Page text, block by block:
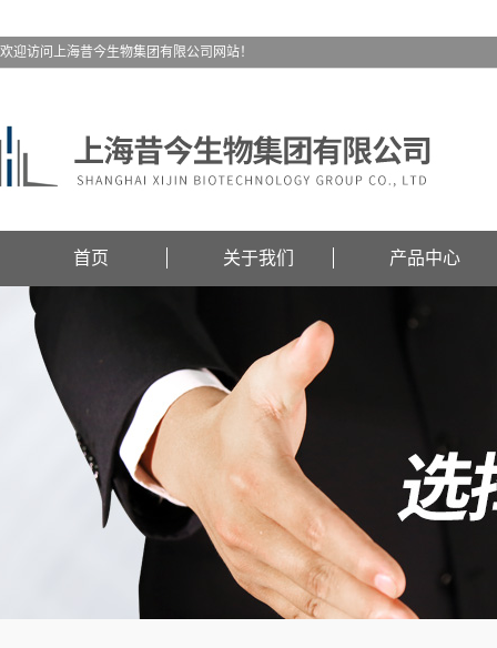
欢迎访问上海昔今生物集团有限公司网站！
首页 关于我们 产品中心